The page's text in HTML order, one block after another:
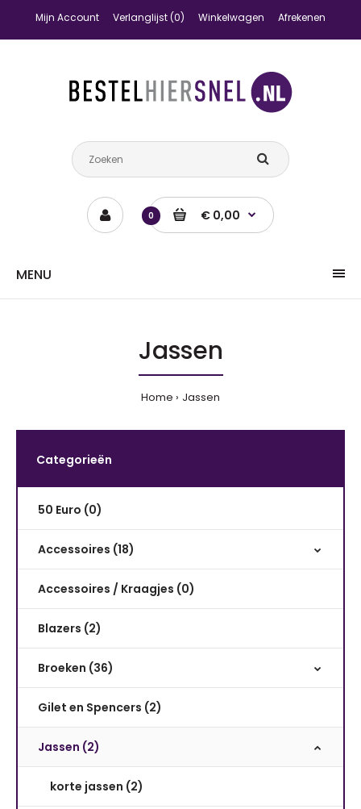
Mijn Account Verlanglijst (0) Winkelwagen Afrekenen
0 € 0,00
MENU
Jassen
Home Jassen
Categorieën
50 Euro (0)
Accessoires (18)
Accessoires / Kraagjes (0)
Blazers (2)
Broeken (36)
Gilet en Spencers (2)
Jassen (2)
korte jassen (2)